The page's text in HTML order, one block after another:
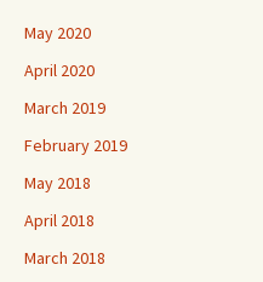
May 2020
April 2020
March 2019
February 2019
May 2018
April 2018
March 2018